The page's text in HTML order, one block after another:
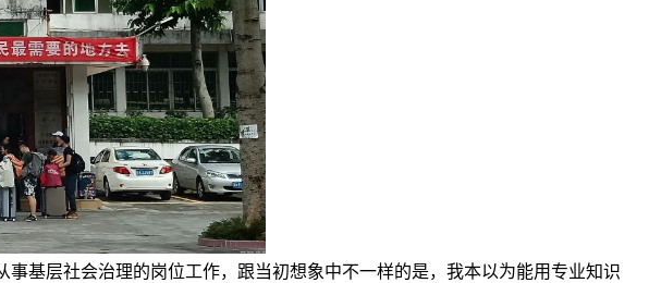
基层社会治理的岗位工作，跟当初想象中不一样的是，我本以为能用专业知识